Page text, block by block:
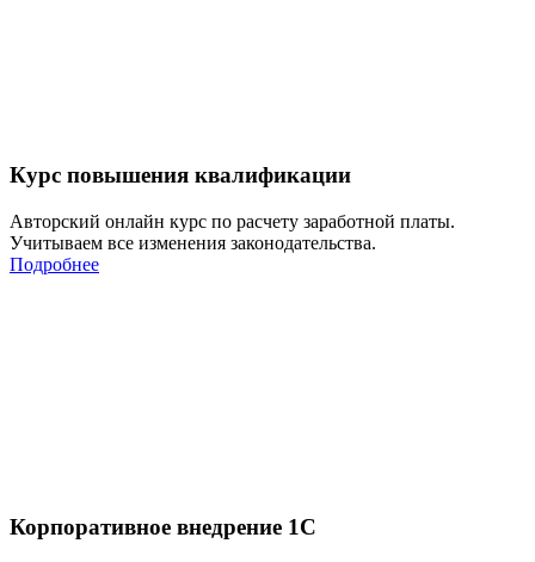
Курс повышения квалификации
Авторский онлайн курс по расчету заработной платы.
Учитываем все изменения законодательства.
Подробнее
Корпоративное внедрение 1С